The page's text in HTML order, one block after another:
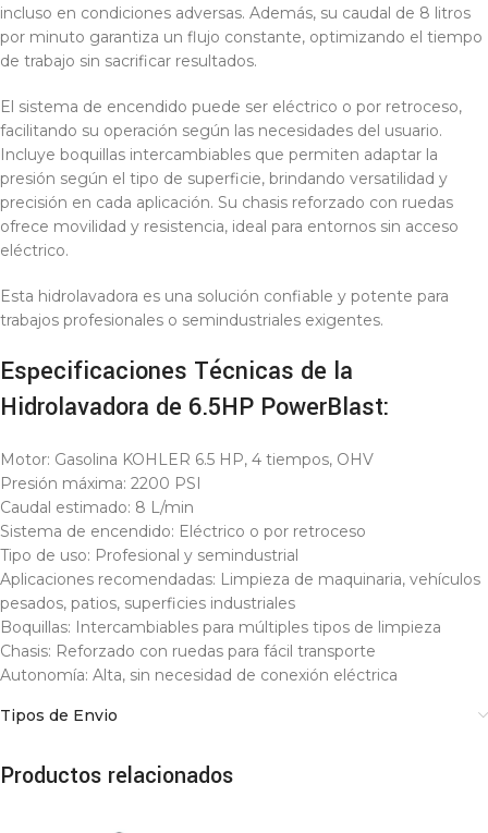
incluso en condiciones adversas. Además, su caudal de 8 litros
por minuto garantiza un flujo constante, optimizando el tiempo
de trabajo sin sacrificar resultados.
El sistema de encendido puede ser eléctrico o por retroceso,
facilitando su operación según las necesidades del usuario.
Incluye boquillas intercambiables que permiten adaptar la
presión según el tipo de superficie, brindando versatilidad y
precisión en cada aplicación. Su chasis reforzado con ruedas
ofrece movilidad y resistencia, ideal para entornos sin acceso
eléctrico.
Esta hidrolavadora es una solución confiable y potente para
trabajos profesionales o semindustriales exigentes.
Especificaciones Técnicas de la
Hidrolavadora de 6.5HP PowerBlast:
Motor: Gasolina KOHLER 6.5 HP, 4 tiempos, OHV
Presión máxima: 2200 PSI
Caudal estimado: 8 L/min
Sistema de encendido: Eléctrico o por retroceso
Tipo de uso: Profesional y semindustrial
Aplicaciones recomendadas: Limpieza de maquinaria, vehículos
pesados, patios, superficies industriales
Boquillas: Intercambiables para múltiples tipos de limpieza
Chasis: Reforzado con ruedas para fácil transporte
Autonomía: Alta, sin necesidad de conexión eléctrica
Tipos de Envio
Productos relacionados